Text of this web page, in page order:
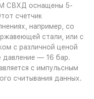
СВХД оснащены 5-
счетчик
например, со
стали, или с
с различной ценой
давление — 16 бар.
с импульсным
считывания данных.